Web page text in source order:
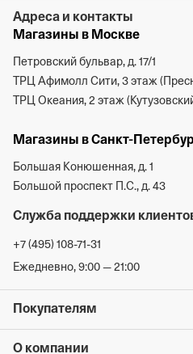
Адреса и контакты
Магазины в Москве
Петровский бульвар, д. 17/1
ТРЦ Афимолл Сити, 3 этаж
ТРЦ Океания, 2 этаж
Магазины в Санкт-
Большая Конюшенная, д. 1
Большой проспект П.С., д. 43
Служба поддержки
+7 (495) 108-71-31
Ежедневно, 9:00 — 21:00
Покупателям
О компании